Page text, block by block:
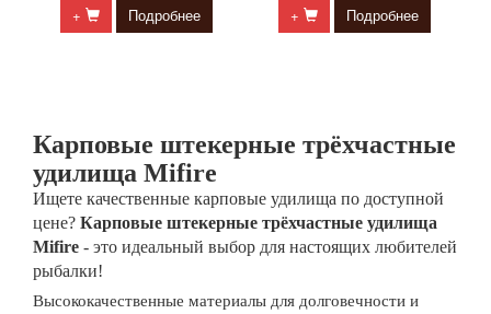
+ Подробнее + Подробнее
Карповые штекерные трёхчастные
удилища Mifire
Ищете качественные карповые удилища по доступной
цене? Карповые штекерные трёхчастные удилища
Mifire - это идеальный выбор для настоящих любителей
рыбалки!
Высококачественные материалы для долговечности и